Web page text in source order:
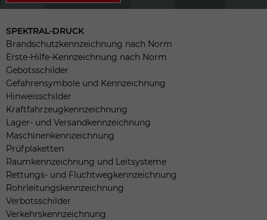
SPEKTRAL-DRUCK
Brandschutzkennzeichnung nach Norm
Erste-Hilfe-Kennzeichnung nach Norm
Gebotsschilder
Gefahrensymbole und Kennzeichnung
Hinweisschilder
Kraftfahrzeugkennzeichnung
Lager- und Versandkennzeichnung
Maschinenkennzeichnung
Prüfplaketten
Raumkennzeichnung und Leitsysteme
Rettungs- und Fluchtwegkennzeichnung
Rohrleitungskennzeichnung
Verbotsschilder
Verkehrskennzeichnung